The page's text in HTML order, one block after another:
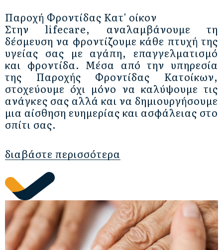
Παροχή Φροντίδας Κατ' οίκον
Στην lifecare, αναλαμβάνουμε τη
δέσμευση να φροντίζουμε κάθε πτυχή της
υγείας σας με αγάπη, επαγγελματισμό
και φροντίδα. Μέσα από την υπηρεσία
της Παροχής Φροντίδας Κατοίκων,
στοχεύουμε όχι μόνο να καλύψουμε τις
ανάγκες σας αλλά και να δημιουργήσουμε
μια αίσθηση ευημερίας και ασφάλειας στο
σπίτι σας.
διαβάστε περισσότερα